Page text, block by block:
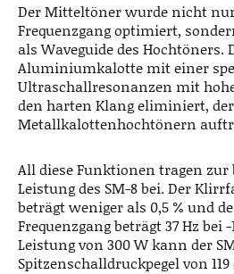
Der Mitteltöner wurde nicht
Frequenzgang optimiert,
als Waveguide des Hochtöners.
Aluminiumkalotte mit einer
Ultraschallresonanzen mit
den harten Klang eliminiert,
Metallkalottenhochtönern
All diese Funktionen tragen zur
Leistung des SM-8 bei. Der
beträgt weniger als 0,5 % und
Frequenzgang beträgt 37 Hz bei
Leistung von 300 W kann der
Spitzenschalldruckpegel von